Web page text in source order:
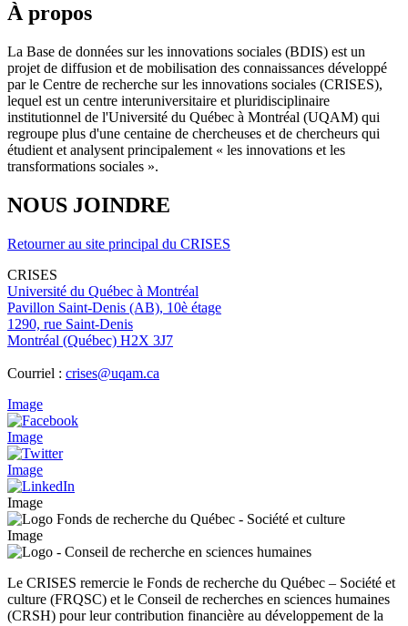
À propos
La Base de données sur les innovations sociales (BDIS) est un
projet de diffusion et de mobilisation des connaissances développé
par le Centre de recherche sur les innovations sociales (CRISES),
lequel est un centre interuniversitaire et pluridisciplinaire
institutionnel de l'Université du Québec à Montréal (UQAM) qui
regroupe plus d'une centaine de chercheuses et de chercheurs qui
étudient et analysent principalement « les innovations et les
transformations sociales ».
NOUS JOINDRE
Retourner au site principal du CRISES
CRISES
Université du Québec à Montréal
Pavillon Saint-Denis (AB), 10è étage
1290, rue Saint-Denis
Montréal (Québec) H2X 3J7
Courriel : crises@uqam.ca
Image
Image
Image
Image
Image
Le CRISES remercie le Fonds de recherche du Québec – Société et
culture (FRQSC) et le Conseil de recherches en sciences humaines
(CRSH) pour leur contribution financière au développement de la